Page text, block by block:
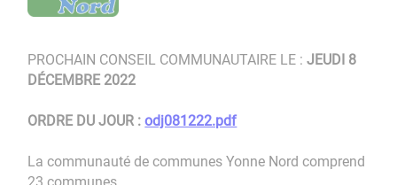
PROCHAIN CONSEIL COMMUNAUTAIRE LE :JEUDI 8
DÉCEMBRE 2022
ORDRE DU JOUR :odj081222.pdf
La communauté de communes Yonne Nord comprend